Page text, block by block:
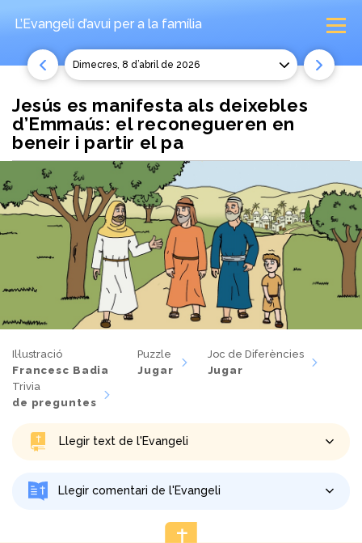
L’Evangeli d’avui per a la família
dimecres, 8 d’abril de 2026
Jesús es manifesta als deixebles
d’Emmaús: el reconegueren en
beneir i partir el pa
Il·lustració
Francesc Badia
Puzzle
Jugar
Joc de Diferències
Jugar
Trivia
de preguntes
Llegir text de l'Evangeli
Llegir comentari de l'Evangeli